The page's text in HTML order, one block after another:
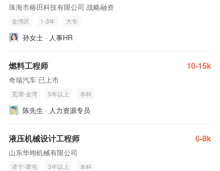
珠海市椿田科技有限公司 战略融资
金湾区 1-3年 大专
孙女士 · 人事HR
燃料工程师 10-15k
奇瑞汽车 已上市
芜湖-金湾 5年以上 本科
陈先生 · 人力资源专员
液压机械设计工程师 6-8k
山东华翊机械有限公司
济宁-黄屯 3年以上 本科